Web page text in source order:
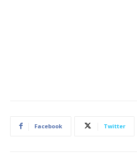
Facebook Twitter